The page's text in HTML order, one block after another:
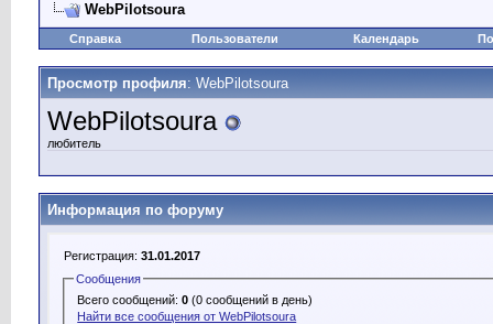
WebPilotsoura
Справка Пользователи Календарь
Просмотр профиля: WebPilotsoura
WebPilotsoura
любитель
Информация по форуму
Регистрация: 31.01.2017
Сообщения
Всего сообщений:0 (0 сообщений в день)
Найти все сообщения от WebPilotsoura